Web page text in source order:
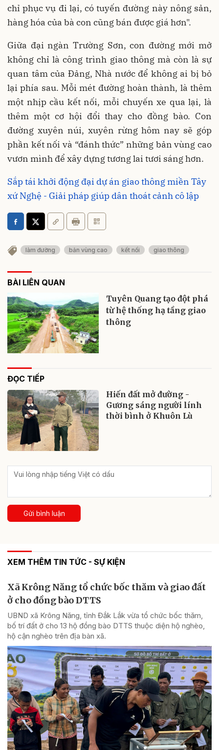
chỉ phục vụ đi lại, có tuyến đường này nông sản,
hàng hóa của bà con cũng bán được giá hơn".
Giữa đại ngàn Trường Sơn, con đường mới mở
không chỉ là công trình giao thông mà còn là sự
quan tâm của Đảng, Nhà nước để không ai bị bỏ
lại phía sau. Mỗi mét đường hoàn thành, là thêm
một nhịp cầu kết nối, mỗi chuyến xe qua lại, là
thêm một cơ hội đổi thay cho đồng bào. Con
đường xuyên núi, xuyên rừng hôm nay sẽ góp
phần kết nối và “đánh thức” những bản vùng cao
vươn mình để xây dựng tương lai tươi sáng hơn.
Sắp tái khởi động đại dự án giao thông miền Tây
xứ Nghệ - Giải pháp giúp dân thoát cảnh cô lập
làm đường bản vùng cao kết nối giao thông
BÀI LIÊN QUAN
Tuyên Quang tạo đột phá
từ hệ thống hạ tầng giao
thông
ĐỌC TIẾP
Hiến đất mở đường -
Gương sáng người lính
thời bình ở Khuôn Lù
Gửi bình luận
XEM THÊM TIN TỨC - SỰ KIỆN
Xã Krông Năng tổ chức bốc thăm và giao đất
ở cho đồng bào DTTS
UBND xã Krông Năng, tỉnh Đắk Lắk vừa tổ chức bốc thăm,
bố trí đất ở cho 13 hộ đồng bào DTTS thuộc diện hộ nghèo,
hộ cận nghèo trên địa bàn xã.